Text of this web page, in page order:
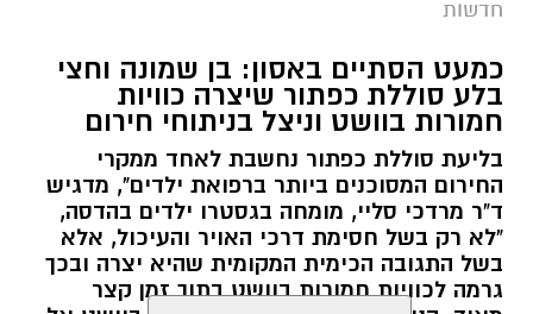
הסמים המסוכנים, בוצעו בימים האחרונים שתי
פעילויות ממוקדות, שהובילו למעצר של שלושה
החשודים כסמים מסוכנים, כסף מזומן ואמצעים
נוספים.
בפעילות בלשי תחנת לב הבירה שביצעו חיפוש
ע"פ צו בימ"ש, אותרו שני כלי רכב שעוררו את
חדשות
כמעט הסתיים באסון: בן שמונה וחצי
בלע סוללת כפתור שיצרה כוויות
חמורות בוושט וניצל בניתוחי חירום
בליעת סוללת כפתור נחשבת לאחד ממקרי
החירום המסוכנים ביותר ברפואת ילדים", מדגיש
ד"ר מרדכי סליי, מומחה בגסטרו ילדים בהדסה,
"לא רק בשל חסימת דרכי האויר והעיכול, אלא
בשל התגובה הכימית המקומית שהיא יצרה ובכך
גרמה לכוויות חמורות בוושט בתוך זמן קצר